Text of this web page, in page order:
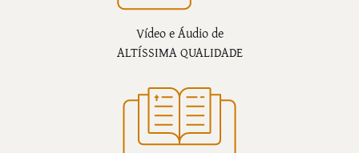
Vídeo e Áudio de
ALTÍSSIMA QUALIDADE